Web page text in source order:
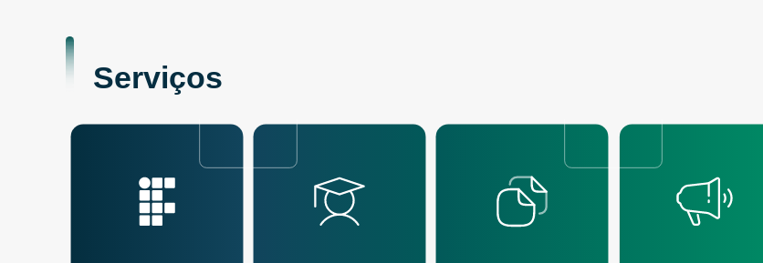
Serviços